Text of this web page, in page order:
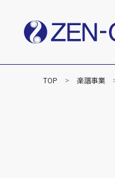
TOP 楽譜事業